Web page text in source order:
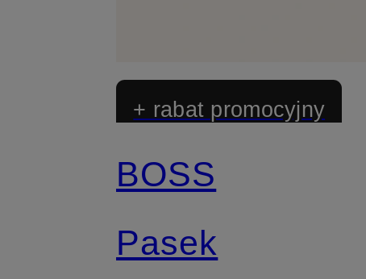
+ rabat promocyjny
BOSS
Pasek